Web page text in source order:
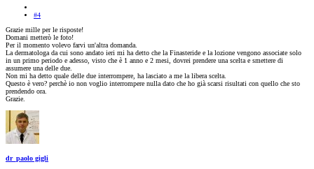
#4
Grazie mille per le risposte!
Domani metterò le foto!
Per il momento volevo farvi un'altra domanda.
La dermatologa da cui sono andato ieri mi ha detto che la Finasteride e la lozione vengono associate solo
in un primo periodo e adesso, visto che è 1 anno e 2 mesi, dovrei prendere una scelta e smettere di
assumere una delle due.
Non mi ha detto quale delle due interrompere, ha lasciato a me la libera scelta.
Questo è vero? perchè io non voglio interrompere nulla dato che ho già scarsi risultati con quello che sto
prendendo ora.
Grazie.
dr_paolo gigli